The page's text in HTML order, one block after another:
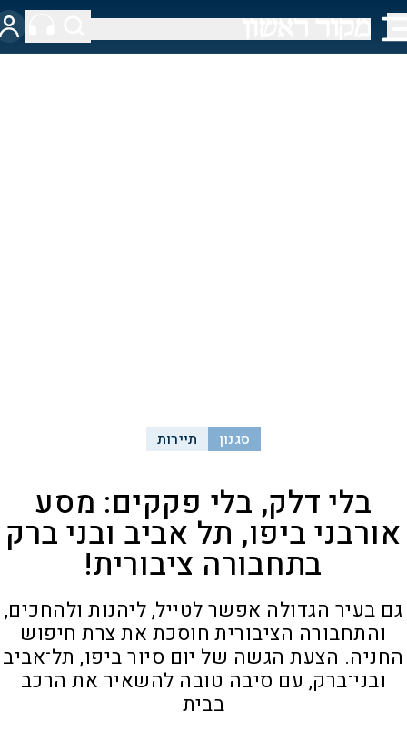
סגנון תיירות
בלי דלק, בלי פקקים: מסע
אורבני ביפו, תל אביב ובני ברק
בתחבורה ציבורית!
גם בעיר הגדולה אפשר לטייל, ליהנות ולהחכים,
והתחבורה הציבורית חוסכת את צרת חיפוש
החניה. הצעת הגשה של יום סיור ביפו, תל־אביב
ובני־ברק, עם סיבה טובה להשאיר את הרכב
בבית